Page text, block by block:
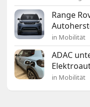
Range
in Mobilität
ADAC
in Mobilität